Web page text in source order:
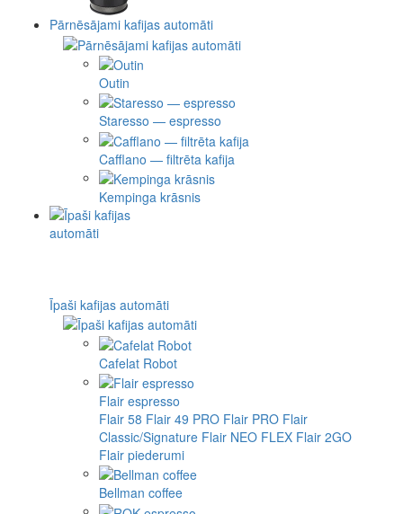
Pārnēsājami kafijas automāti
Outin
Staresso — espresso
Cafflano — filtrēta kafija
Kempinga krāsnis
Īpaši kafijas automāti
Cafelat Robot
Flair espresso
Flair 58 Flair 49 PRO Flair PRO Flair
Classic/Signature Flair NEO FLEX Flair 2GO
Flair piederumi
Bellman coffee